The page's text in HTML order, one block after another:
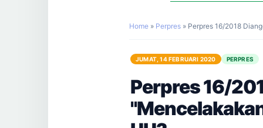
Home » Perpres » Perpres 16/2018
JUMAT, 14 FEBRUARI 2020 PERPRES
Perpres 16/